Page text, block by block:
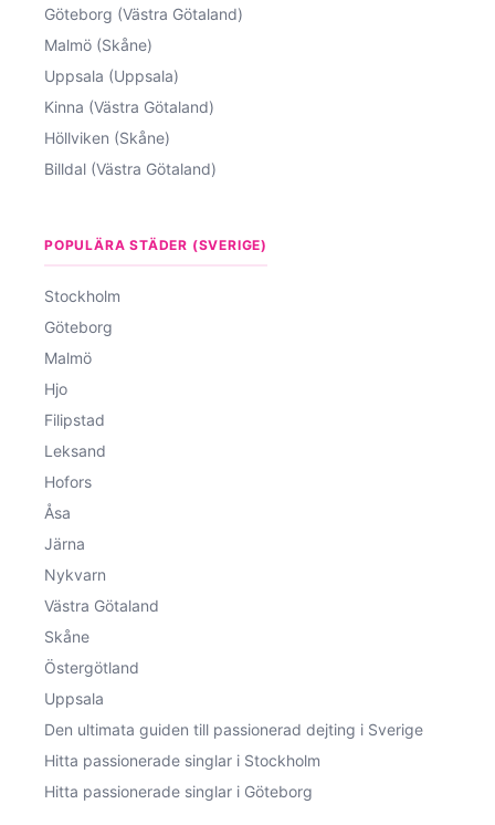
Göteborg (Västra Götaland)
Malmö (Skåne)
Uppsala (Uppsala)
Kinna (Västra Götaland)
Höllviken (Skåne)
Billdal (Västra Götaland)
POPULÄRA STÄDER (SVERIGE)
Stockholm
Göteborg
Malmö
Hjo
Filipstad
Leksand
Hofors
Åsa
Järna
Nykvarn
Västra Götaland
Skåne
Östergötland
Uppsala
Den ultimata guiden till passionerad dejting i Sverige
Hitta passionerade singlar i Stockholm
Hitta passionerade singlar i Göteborg